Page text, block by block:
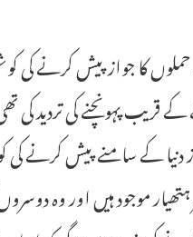
کا جواز پیش کرنے کی
قریب پہونچنے کی تردید
دنیا کے سامنے پیش
موجود ہیں اور وہ